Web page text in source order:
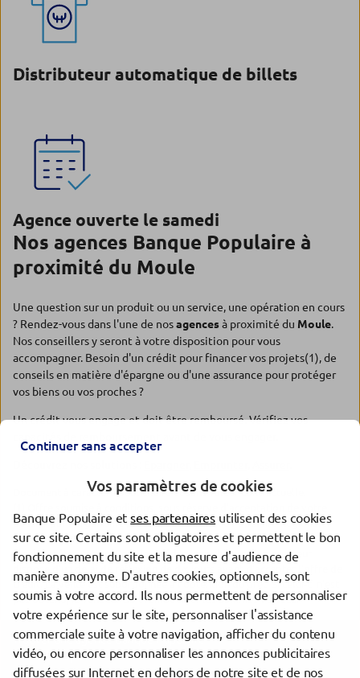
Distributeur automatique de billets
Agence ouverte le samedi
Nos agences Banque Populaire à
proximité du Moule
Une question sur un produit ou un service, une opération en cours
? Rendez-vous dans l'une de nosagencesà proximité du Moule.
Nos conseillers y seront à votre disposition pour vous
accompagner. Besoin d'un crédit pour financer vos projets(1), de
conseils en matière d'épargne ou d'une assurance pour protéger
vos biens ou vos proches ?
Un crédit vous engage et doit être remboursé. Vérifiez vos
Document à caractère publicitaire et sans valeur contractuelle.
dossier par l'organisme prêteur, votre Banque Populaire Régionale.
Pour les crédits à la consommation, l'emprunteur dispose du délai
légal de rétractation. Pour les crédits immobiliers, l'emprunteur
dispose d'un délai de réflexion de dix jours avant d'accepter l'offre de
crédit. La vente est subordonnée à l'obtention du prêt. Si celui-ci n'est
pas obtenu, le vendeur doit rembourser les sommes versées.
Trouver une agence Banque Populaire
Guadeloupe
Le Moule
Continuer sans accepter
Vos paramètres de cookies
Banque Populaire etses partenaires utilisent des cookies
sur ce site. Certains sont obligatoires et permettent le bon
fonctionnement du site et la mesure d'audience de
manière anonyme. D'autres cookies, optionnels, sont
soumis à votre accord. Ils nous permettent de personnaliser
votre expérience sur le site, personnaliser l'assistance
commerciale suite à votre navigation, afficher du contenu
vidéo, ou encore personnaliser les annonces publicitaires
diffusées sur Internet en dehors de notre site et de nos